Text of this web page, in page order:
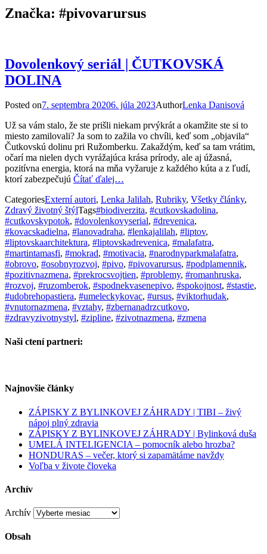
Značka: #pivovarursus
Dovolenkový seriál | ČUTKOVSKÁ
DOLINA
Posted on7. septembra 20206. júla 2023AuthorLenka Danisová
Už sa vám stalo, že ste prišli niekam prvýkrát a okamžite ste si to
miesto zamilovali? Ja som to zažila vo chvíli, keď som „objavila“
Čutkovskú dolinu pri Ružomberku. Zakaždým, keď sa tam vrátim,
očarí ma nielen dych vyrážajúca krása prírody, ale aj úžasná,
pozitívna energia, ktorá na mňa vyžaruje z každého kúta a z ľudí,
ktorí zabezpečujú Čítať ďalej…
CategoriesExterní autori, Lenka Jalilah, Rubriky, Všetky články,
Zdravý životný štýlTags#biodiverzita, #cutkovskadolina,
#cutkovskypotok, #dovolenkovyserial, #drevenica,
#kovacskadielna, #lanovadraha, #lenkajalilah, #liptov,
#liptovskaarchitektura, #liptovskadrevenica, #malafatra,
#martintamasfi, #mokrad, #motivacia, #narodnyparkmalafatra,
#obrovo, #osobnyrozvoj, #pivo, #pivovarursus, #podplamennik,
#pozitivnazmena, #prekrocsvojtien, #problemy, #romanhruska,
#rozvoj, #ruzomberok, #spodnekvasenepivo, #spokojnost, #stastie,
#udobrehopastiera, #umeleckykovac, #ursus, #viktorhudak,
#vnutornazmena, #vztahy, #zbernanadrzcutkovo,
#zdravyzivotnystyl, #zipline, #zivotnazmena, #zmena
Naši ctení partneri:
Najnovšie články
ZÁPISKY Z BYLINKOVEJ ZÁHRADY | TIBI – živý
nápoj plný zdravia
ZÁPISKY Z BYLINKOVEJ ZÁHRADY | Bylinková duša
UMELÁ INTELIGENCIA – pomocník alebo hrozba?
HONDURAS – večer, ktorý si zapamätáme navždy
Voľba v živote človeka
Archív
Archív
Obsah